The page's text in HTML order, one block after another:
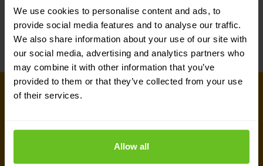
We use cookies to personalise content and ads, to
provide social media features and to analyse our traffic.
We also share information about your use of our site with
our social media, advertising and analytics partners who
may combine it with other information that you’ve
provided to them or that they’ve collected from your use
of their services.
Allow all
PRENEZ CONTACT AVEC NOUS DÈS
Prêt à en discuter ?